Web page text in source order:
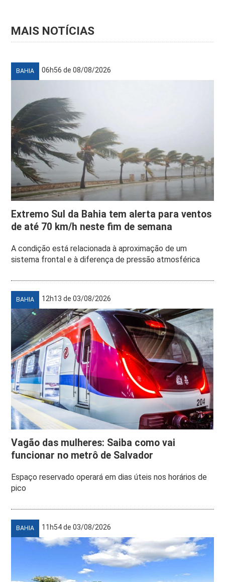
MAIS NOTÍCIAS
BAHIA 06h56 de 08/08/2026
Extremo Sul da Bahia tem alerta para ventos
de até 70 km/h neste fim de semana
A condição está relacionada à aproximação de um
sistema frontal e à diferença de pressão atmosférica
BAHIA 12h13 de 03/08/2026
Vagão das mulheres: Saiba como vai
funcionar no metrô de Salvador
Espaço reservado operará em dias úteis nos horários de
pico
BAHIA 11h54 de 03/08/2026